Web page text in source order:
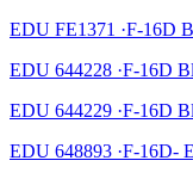
EDU FE1371 ·F-16D
EDU 644228 ·F-16D
EDU 644229 ·F-16D
EDU 648893 ·F-16D-